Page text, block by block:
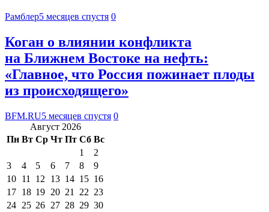
Рамблер5 месяцев спустя 0
Коган о влиянии конфликта
на Ближнем Востоке на нефть:
«Главное, что Россия пожинает плоды
из происходящего»
BFM.RU5 месяцев спустя 0
Август 2026
Пн Вт Ср Чт Пт Сб Вс
1
2
3
4 5 6 7 8
9
10 11 12 13 14 15 16
17 18 19 20 21 22 23
24 25 26 27 28 29 30